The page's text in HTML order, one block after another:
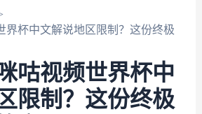
界杯中文解说地区限制？这份终极
咕视频世界杯中
限制？这份终极